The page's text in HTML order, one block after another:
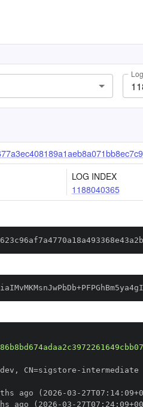
LOG INDEX
1188040365
, CN=sigstore -
ago (2026-03 - 27T07 : 14:
ago (2026-03 - 27T07 : 24: 09+00